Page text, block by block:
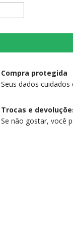
Compra protegida
Seus dados
Trocas e
Se não gostar, você